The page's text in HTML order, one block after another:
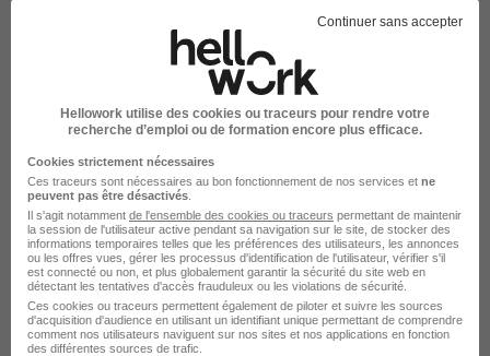
Soyez l'un des premiers à postuler
Aide Ménager à Domicile - CDI -
Temps Partiel H/F
O2
Continuer sans accepter
Hellowork utilise des cookies ou traceurs pour rendre votre
recherche d’emploi ou de formation encore plus efficace.
Cookies strictement nécessaires
Ces traceurs sont nécessaires au bon fonctionnement de nos services et ne
peuvent pas être désactivés
Il s'agit notamment de l'ensemble des cookies ou traceurs permettant de maintenir
la session de l'utilisateur active pendant sa navigation sur le site, de stocker des
informations temporaires telles que les préférences des utilisateurs, les annonces
ou les offres vues, gérer les processus d'identification de l'utilisateur, vérifier s'il
est connecté ou non, et plus globalement garantir la sécurité du site web en
détectant les tentatives d'accès frauduleux ou les violations de sécurité.
Ces cookies ou traceurs permettent également de piloter et suivre les sources
d'acquisition d'audience en utilisant un identifiant unique permettant de comprendre
comment nos utilisateurs naviguent sur nos sites et nos applications en fonction
des différentes sources de trafic.